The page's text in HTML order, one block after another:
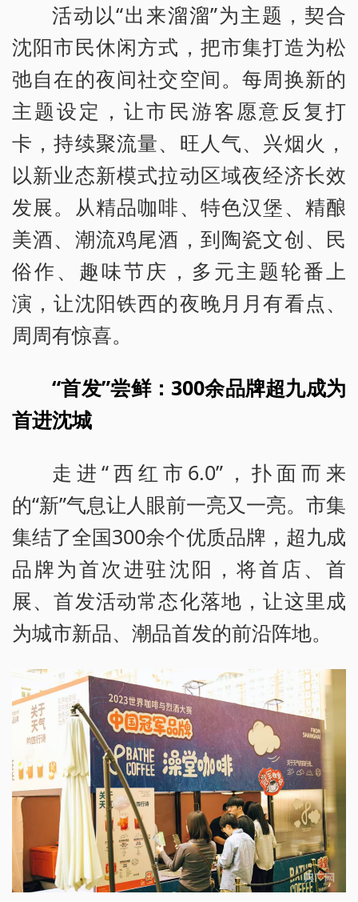
活动以“出来溜溜”为主题，契合
沈阳市民休闲方式，把市集打造为松
弛自在的夜间社交空间。每周换新的
主题设定，让市民游客愿意反复打
卡，持续聚流量、旺人气、兴烟火，
以新业态新模式拉动区域夜经济长效
发展。从精品咖啡、特色汉堡、精酿
美酒、潮流鸡尾酒，到陶瓷文创、民
俗作、趣味节庆，多元主题轮番上
演，让沈阳铁西的夜晚月月有看点、
周周有惊喜。
“首发”尝鲜：300余品牌超九成为
首进沈城
走进“西红市6.0”，扑面而来
的“新”气息让人眼前一亮又一亮。市集
集结了全国300余个优质品牌，超九成
品牌为首次进驻沈阳，将首店、首
展、首发活动常态化落地，让这里成
为城市新品、潮品首发的前沿阵地。